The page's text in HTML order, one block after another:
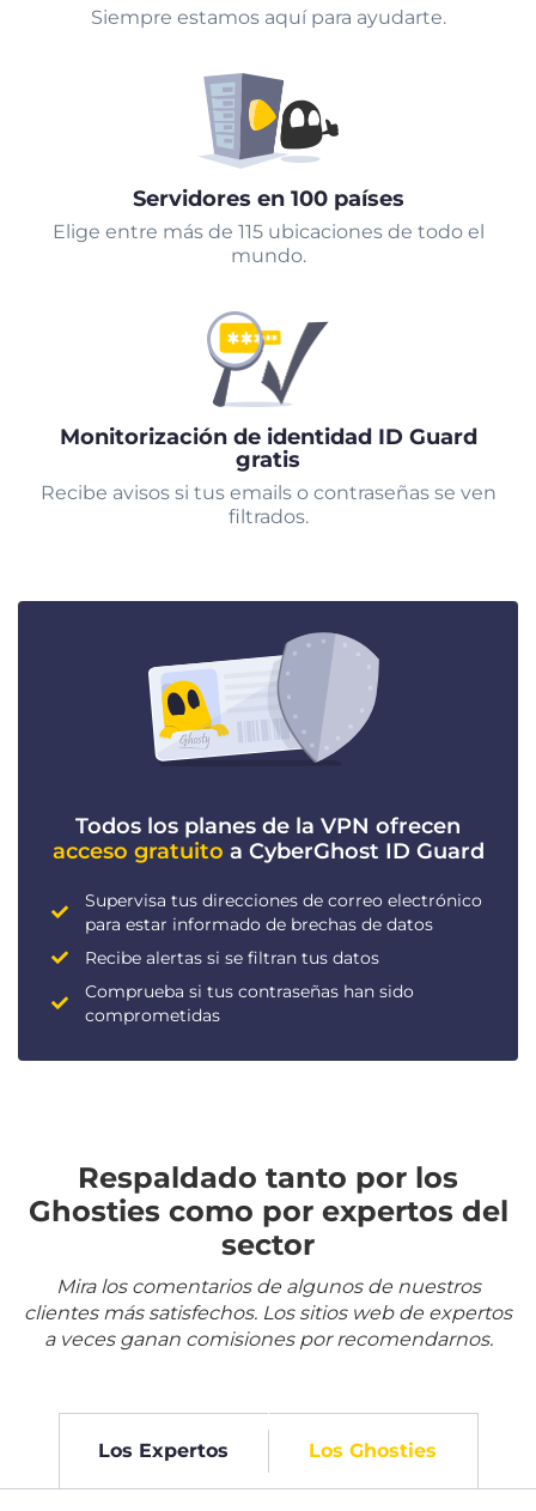
Siempre estamos aquí para ayudarte.
Servidores en 100 países
Elige entre más de 115 ubicaciones de todo el
mundo.
Monitorización de identidad ID Guard
gratis
Recibe avisos si tus emails o contraseñas se ven
filtrados.
Todos los planes de la VPN ofrecen
acceso gratuito a CyberGhost ID Guard
Supervisa tus direcciones de correo electrónico
para estar informado de brechas de datos
Recibe alertas si se filtran tus datos
Comprueba si tus contraseñas han sido
comprometidas
Respaldado tanto por los
Ghosties como por expertos del
sector
Mira los comentarios de algunos de nuestros
clientes más satisfechos. Los sitios web de expertos
a veces ganan comisiones por recomendarnos.
Los Expertos Los Ghosties